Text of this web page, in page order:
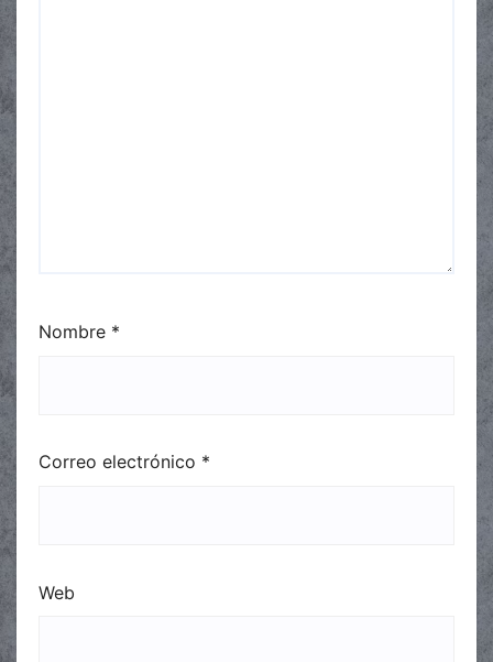
Nombre *
Correo electrónico *
Web